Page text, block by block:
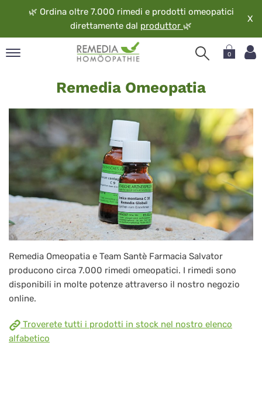
🌿 Ordina oltre 7.000 rimedi e prodotti omeopatici
direttamente dal produttor 🌿
X
0
omeopatici
di
Remedia
Remedia Omeopatia
Remedia Omeopatia e Team Santè Farmacia Salvator
producono circa 7.000 rimedi omeopatici. I rimedi sono
disponibili in molte potenze attraverso il nostro negozio
online.
Troverete tutti i prodotti in stock nel nostro elenco
alfabetico